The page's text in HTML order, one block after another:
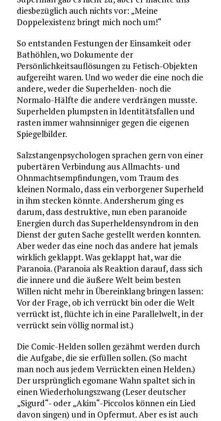
diesbezüglich auch nichts vor: „Meine
Doppelexistenz bringt mich noch um!“
So entstanden Festungen der Einsamkeit oder
Bathöhlen, wo Dokumente der
Persönlichkeitsauflösungen zu Fetisch-Objekten
aufgereiht waren. Und wo weder die eine noch die
andere, weder die Superhelden- noch die
Normalo-Hälfte die andere verdrängen musste.
Superhelden plumpsten in Identitätsfallen und
rasten immer wahnsinniger gegen die eigenen
Spiegelbilder.
Salzstangenpsychologen sprachen gern von einer
pubertären Verbindung aus Allmachts- und
Ohnmachtsempfindungen, vom Traum des
kleinen Normalo, dass ein verborgener Superheld
in ihm stecken könnte. Andersherum ging es
darum, dass destruktive, nun eben paranoide
Energien durch das Superheldensyndrom in den
Dienst der guten Sache gestellt werden konnten.
Aber weder das eine noch das andere hat jemals
wirklich geklappt. Was geklappt hat, war die
Paranoia. (Paranoia als Reaktion darauf, dass sich
die innere und die äußere Welt beim besten
Willen nicht mehr in Übereinklang bringen lassen:
Vor der Frage, ob ich verrückt bin oder die Welt
verrückt ist, flüchte ich in eine Parallelwelt, in der
verrückt sein völlig normal ist.)
Die Comic-Helden sollen gezähmt werden durch
die Aufgabe, die sie erfüllen sollen. (So macht
man noch aus jedem Verrückten einen Helden.)
Der ursprünglich egomane Wahn spaltet sich in
einen Wiederholungszwang (Leser deutscher
„Sigurd“- oder „Akim“-Piccolos können ein Lied
davon singen) und in Opfermut. Aber es ist auch